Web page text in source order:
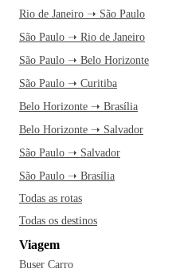
Rio de Janeiro ➝ São Paulo
São Paulo ➝ Rio de Janeiro
São Paulo ➝ Belo Horizonte
São Paulo ➝ Curitiba
Belo Horizonte ➝ Brasília
Belo Horizonte ➝ Salvador
São Paulo ➝ Salvador
São Paulo ➝ Brasília
Todas as rotas
Todas os destinos
Viagem
Buser Carro